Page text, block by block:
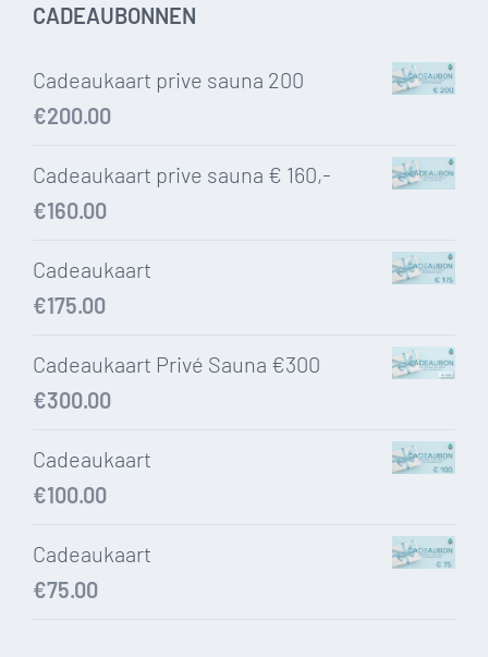
CADEAUBONNEN
Cadeaukaart prive sauna 200
€200.00
Cadeaukaart prive sauna € 160,-
€160.00
Cadeaukaart
€175.00
Cadeaukaart Privé Sauna €300
€300.00
Cadeaukaart
€100.00
Cadeaukaart
€75.00